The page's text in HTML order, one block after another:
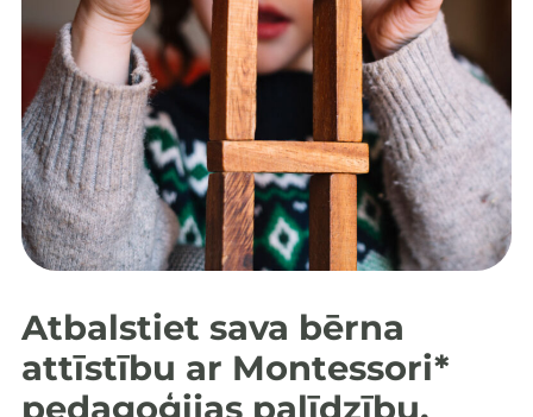
Atbalstiet sava bērna
attīstību ar Montessori*
pedagoģijas palīdzību.